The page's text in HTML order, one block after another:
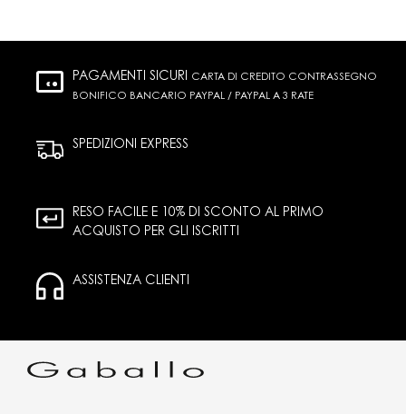
PAGAMENTI SICURI CARTA DI CREDITO CONTRASSEGNO
BONIFICO BANCARIO PAYPAL / PAYPAL A 3 RATE
SPEDIZIONI EXPRESS
RESO FACILE E 10% DI SCONTO AL PRIMO
ACQUISTO PER GLI ISCRITTI
ASSISTENZA CLIENTI